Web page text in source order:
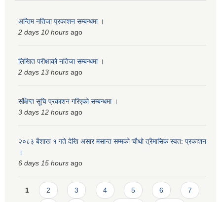
अन्तिम नतिजा प्रकाशन सम्बन्धमा ।
2 days 10 hours ago
लिखित परीक्षाको नतिजा सम्बन्धमा ।
2 days 13 hours ago
संक्षिप्त सूचि प्रकाशन गरिएको सम्बन्धमा ।
3 days 12 hours ago
२०८३ बैशाख १ गते देखि असार मसान्त सम्मको चौथो त्रैमासिक स्वत: प्रकाशन
।
6 days 15 hours ago
Pages
1 2 3 4 5 6 7